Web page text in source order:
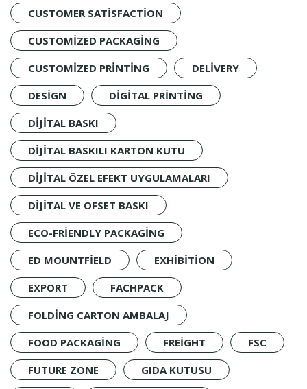
CUSTOMER SATISFACTION
CUSTOMIZED PACKAGING
CUSTOMIZED PRINTING
DELIVERY
DESIGN
DIGITAL PRINTING
DIJITAL BASKI
DIJITAL BASKILI KARTON KUTU
DIJITAL ÖZEL EFEKT UYGULAMALARI
DIJITAL VE OFSET BASKI
ECO-FRIENDLY PACKAGING
ED MOUNTFIELD
EXHIBITION
EXPORT
FACHPACK
FOLDING CARTON AMBALAJ
FOOD PACKAGING
FREIGHT
FSC
FUTURE ZONE
GIDA KUTUSU